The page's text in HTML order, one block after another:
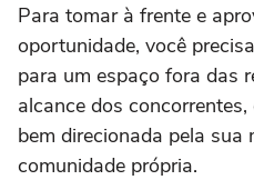
Para tomar à frente e
oportunidade, você
para um espaço fora das
alcance dos
bem direcionada pela sua
comunidade própria.